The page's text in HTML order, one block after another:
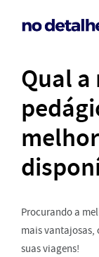
Qual a
Procurando a
mais vantajosas,
suas viagens!